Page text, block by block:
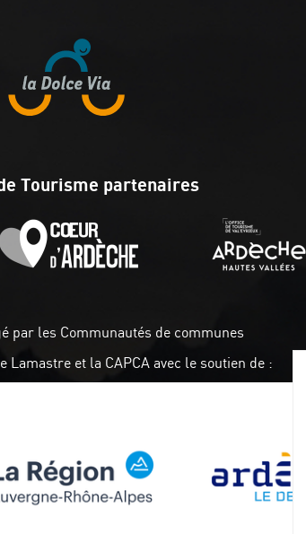
Tourisme partenaires
par les Communautés de communes
Lamastre et la CAPCA avec le soutien de :